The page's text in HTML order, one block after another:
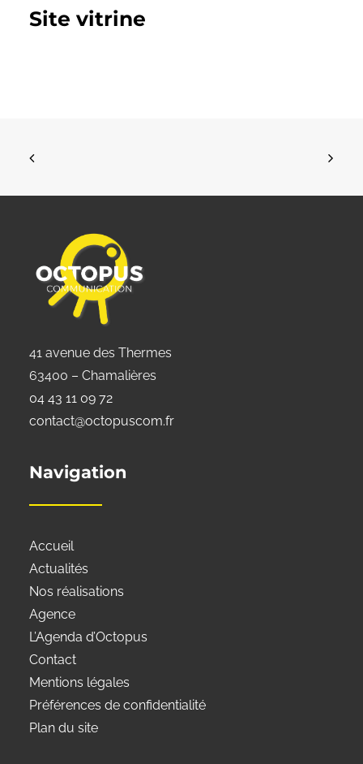
Site vitrine
41 avenue des Thermes
63400 – Chamalières
04 43 11 09 72
contact@octopuscom.fr
Navigation
Accueil
Actualités
Nos réalisations
Agence
L’Agenda d’Octopus
Contact
Mentions légales
Préférences de confidentialité
Plan du site